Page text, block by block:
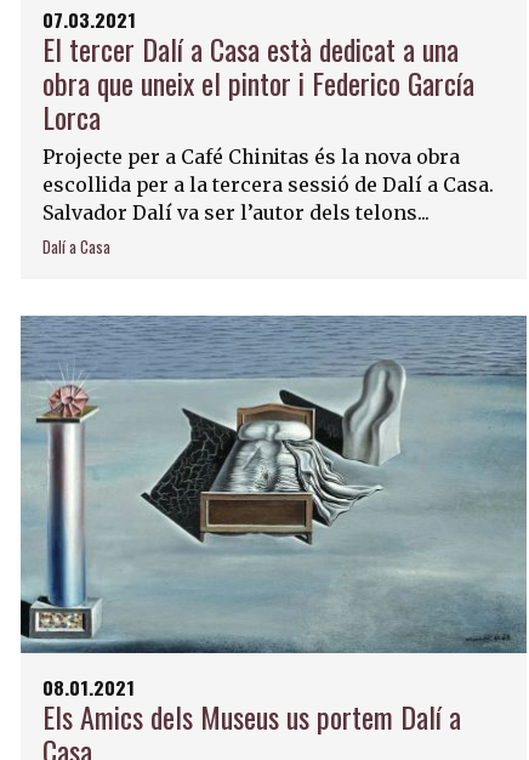
07.03.2021
El tercer Dalí a Casa està dedicat a una
obra que uneix el pintor i Federico García
Lorca
Projecte per a Café Chinitas és la nova obra
escollida per a la tercera sessió de Dalí a Casa.
Salvador Dalí va ser l’autor dels telons...
Dalí a Casa
08.01.2021
Els Amics dels Museus us portem Dalí a
Casa